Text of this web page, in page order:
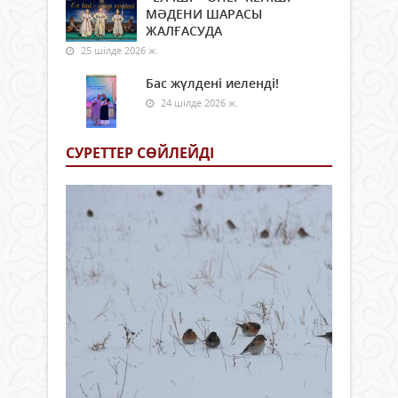
МӘДЕНИ ШАРАСЫ
ЖАЛҒАСУДА
25 шілде 2026 ж.
Бас жүлдені иеленді!
24 шілде 2026 ж.
СУРЕТТЕР СӨЙЛЕЙДI